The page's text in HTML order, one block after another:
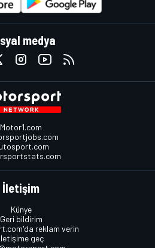
medya
Motor1.com
İletişim
Künye
Geri bildirim
reklam verin
geç